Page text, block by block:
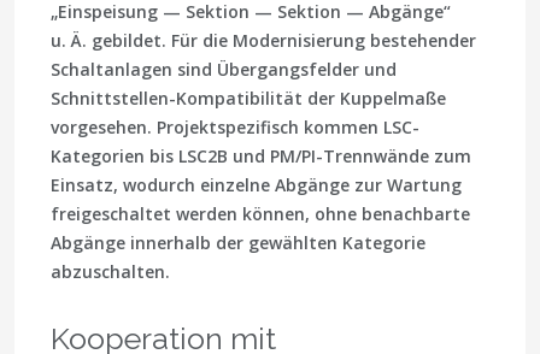
„Einspeisung — Sektion — Sektion — Abgänge“
u. Ä. gebildet. Für die Modernisierung bestehender
Schaltanlagen sind Übergangsfelder und
Schnittstellen-Kompatibilität der Kuppelmaße
vorgesehen. Projektspezifisch kommen LSC-
Kategorien bis LSC2B und PM/PI-Trennwände zum
Einsatz, wodurch einzelne Abgänge zur Wartung
freigeschaltet werden können, ohne benachbarte
Abgänge innerhalb der gewählten Kategorie
abzuschalten.
Kooperation mit